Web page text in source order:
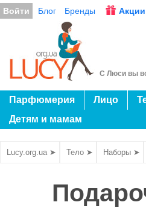
Войти Блог Бренды Акции
С Люси вы
Парфюмерия Лицо
Детям и мамам
Lucy.org.ua ➤ Тело ➤ Наборы ➤